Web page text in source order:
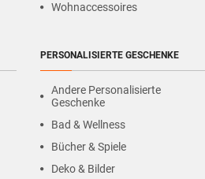
Wohnaccessoires
PERSONALISIERTE GESCHENKE
Andere Personalisierte
Geschenke
Bad & Wellness
Bücher & Spiele
Deko & Bilder